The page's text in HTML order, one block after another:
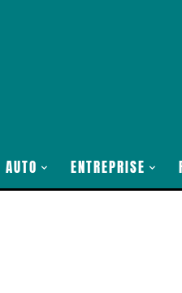
AUTO ENTREPRISE